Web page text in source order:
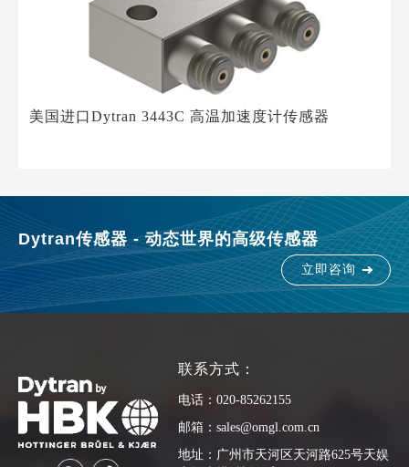
美国进口Dytran 3443C 高温加速度计传感器
Dytran传感器 - 动态世界的高级传感器
立即咨询
联系方式：
电话：020-85262155
邮箱：sales@omgl.com.cn
地址：广州市天河区天河路625号天娱